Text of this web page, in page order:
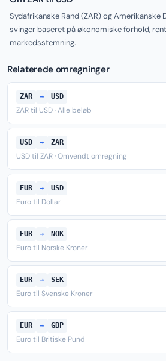
Sydafrikanske Rand (ZAR) og Amerikanske
svinger baseret på økonomiske forhold,
markedsstemning.
Relaterede omregninger
ZAR → USD
ZAR til USD · Alle beløb
USD → ZAR
USD til ZAR · Omvendt omregning
EUR → USD
Euro til Dollar
EUR → NOK
Euro til Norske Kroner
EUR → SEK
Euro til Svenske Kroner
EUR → GBP
Euro til Britiske Pund